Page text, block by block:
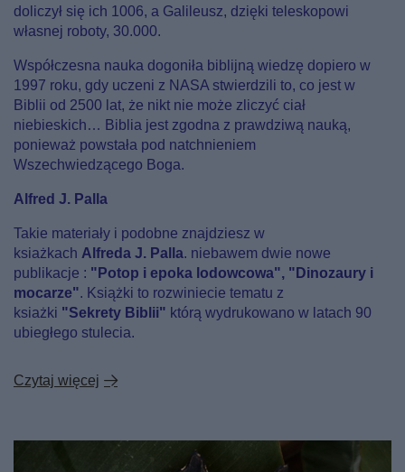
doliczył się ich 1006, a Galileusz, dzięki teleskopowi
własnej roboty, 30.000.
Współczesna nauka dogoniła biblijną wiedzę dopiero w
1997 roku, gdy uczeni z NASA stwierdzili to, co jest w
Biblii od 2500 lat, że nikt nie może zliczyć ciał
niebieskich… Biblia jest zgodna z prawdziwą nauką,
ponieważ powstała pod natchnieniem
Wszechwiedzącego Boga.
Alfred J. Palla
Takie materiały i podobne znajdziesz w
ksiażkach Alfreda J. Palla. niebawem dwie nowe
publikacje : "Potop i epoka lodowcowa", "Dinozaury i
mocarze". Książki to rozwiniecie tematu z
ksiażki "Sekrety Biblii" którą wydrukowano w latach 90
ubiegłego stulecia.
Czytaj więcej